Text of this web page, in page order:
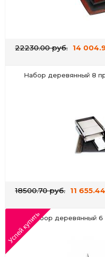
22230.00 руб. 14
Набор деревянный 8
18500.70 руб. 11
Набор деревянный